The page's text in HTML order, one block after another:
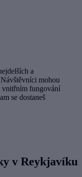
a
mohou
vnitřním fungování
se dostaneš
v Reykjavíku